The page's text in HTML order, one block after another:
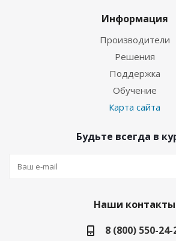
Информация
Производители
Решения
Поддержка
Обучение
Карта сайта
Будьте всегда в
Наши контакты
8 (800) 550-24-